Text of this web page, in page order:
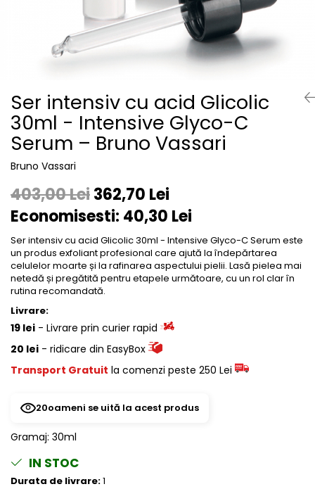
Body Care - Pentru corp
Collagen Booster - Ten Matur
LAB TECH CARE
Lab Biotics
Ser intensiv cu acid Glicolic
30ml - Intensive Glyco-C
Serum – Bruno Vassari
Bruno Vassari
403,00 Lei362,70 Lei
Economisesti: 40,30 Lei
Ser intensiv cu acid Glicolic 30ml - Intensive Glyco-C Serum este
un produs exfoliant profesional care ajută la îndepărtarea
celulelor moarte și la rafinarea aspectului pielii. Lasă pielea mai
netedă și pregătită pentru etapele următoare, cu un rol clar în
rutina recomandată.
Livrare:
19 lei - Livrare prin curier rapid
20 lei - ridicare din EasyBox
Transport Gratuit la comenzi peste 250 Lei
20oameni se uită la acest produs
Gramaj: 30ml
IN STOC
Durata de livrare:1